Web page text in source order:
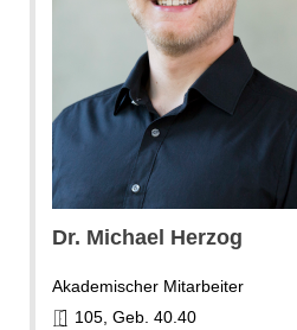
Dr. Michael Herzog
Akademischer Mitarbeiter
105, Geb. 40.40